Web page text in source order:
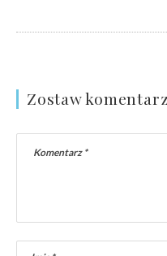
Zostaw komentarz